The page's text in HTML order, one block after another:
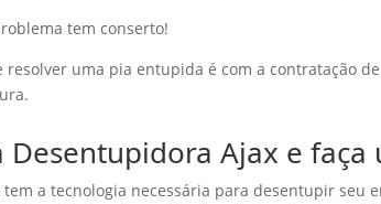
tem conserto!
resolver uma pia entupida é com a contratação
Desentupidora Ajax e
tem a tecnologia necessária para desentupir seu